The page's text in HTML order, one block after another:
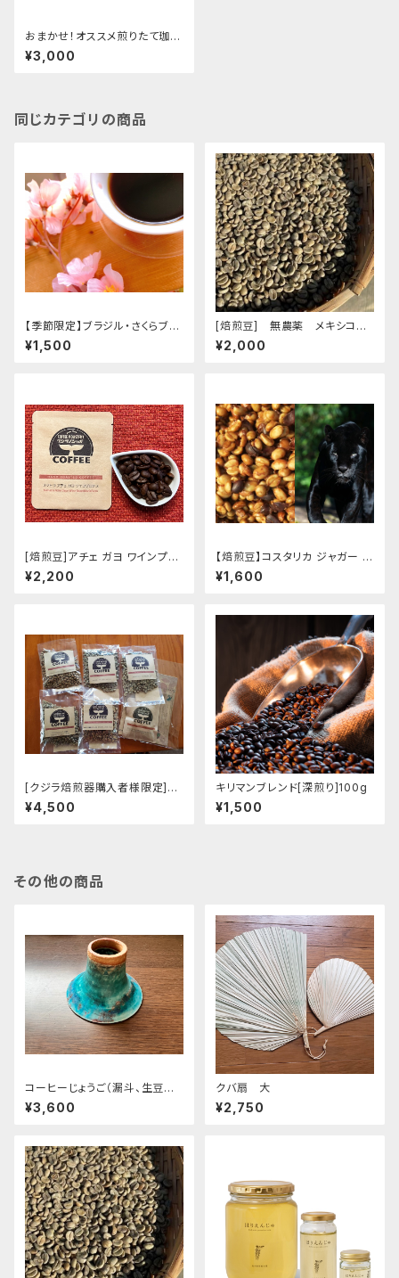
おまかせ！オススメ煎りたて珈琲
豆定期便 200g×6ヶ月 送料
無料
¥3,000
同じカテゴリの商品
【季節限定】ブラジル・さくらブル
ボン 100g
¥1,500
[焙煎豆] 無農薬 メキシコ
マヤビニック 100g
¥2,000
[焙煎豆]アチェ ガヨ ワインプロ
セス 100ｇ
¥2,200
【焙煎豆】コスタリカ ジャガー ハ
ニー100g
¥1,600
[クジラ焙煎器購入者様限定]生
豆セット100g×5種類
¥4,500
キリマンブレンド[深煎り]100g
¥1,500
その他の商品
コーヒーじょうご（漏斗、生豆流
し）青（ターコイズブルー）
¥3,600
クバ扇 大
¥2,750